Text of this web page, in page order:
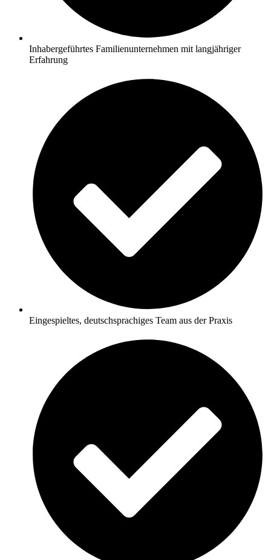
Inhabergeführtes Familienunternehmen mit langjähriger
Erfahrung
Eingespieltes, deutschsprachiges Team aus der Praxis